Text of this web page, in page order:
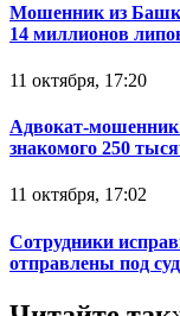
Мошенник из
14 миллионов
11 октября, 17:20
Адвокат-
знакомого 250
11 октября, 17:02
Сотрудники
отправлены под суд